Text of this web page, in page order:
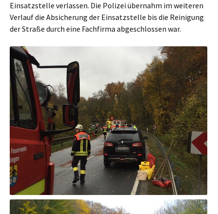
Einsatzstelle verlassen. Die Polizei übernahm im weiteren
Verlauf die Absicherung der Einsatzstelle bis die Reinigung
der Straße durch eine Fachfirma abgeschlossen war.